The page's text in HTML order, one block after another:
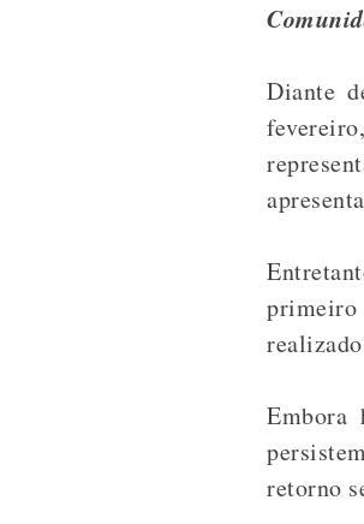
Diante
primeiro
Embora
retorno